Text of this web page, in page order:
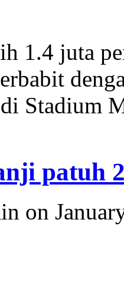
1.4 juta
Stadium
patuh
on